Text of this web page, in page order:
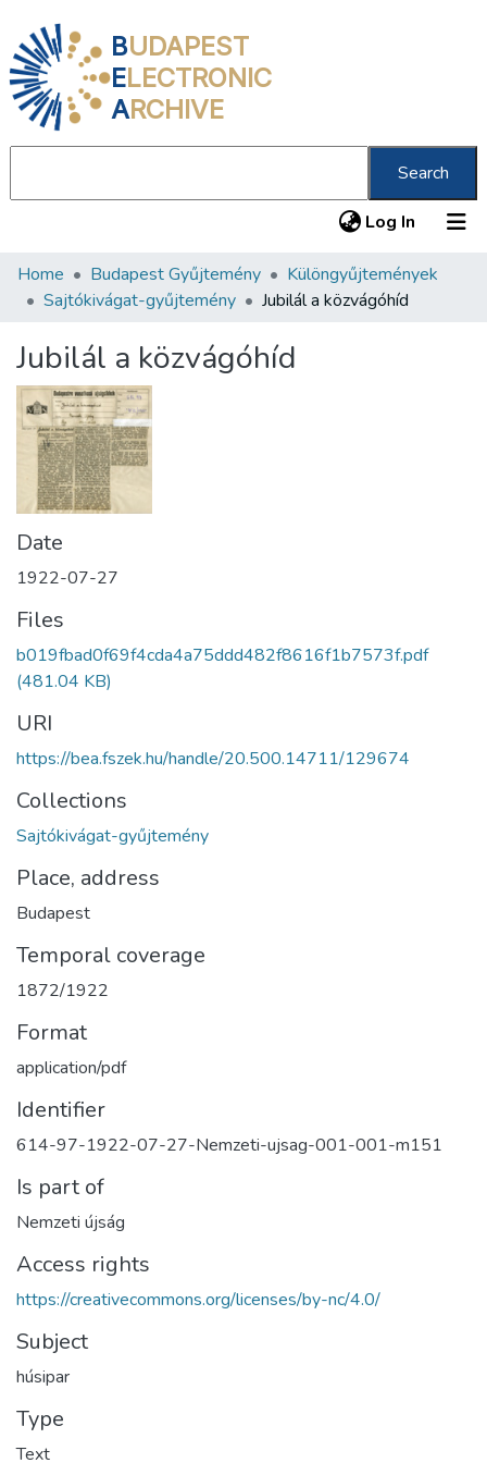
BUDAPEST
ELECTRONIC
ARCHIVE
Search
Log In (current)
Communities & Collections
Statistics
About us
Home Budapest Gyűjtemény
Különgyűjtemények
Sajtókivágat-gyűjtemény
Jubilál a közvágóhíd
Jubilál a közvágóhíd
Date
1922-07-27
Files
b019fbad0f69f4cda4a75ddd482f8616f1b7573f.pdf
(481.04 KB)
URI
https://bea.fszek.hu/handle/20.500.14711/129674
Collections
Sajtókivágat-gyűjtemény
Place, address
Budapest
Temporal coverage
1872/1922
Format
application/pdf
Identifier
614-97-1922-07-27-Nemzeti-ujsag-001-001-m151
Is part of
Nemzeti újság
Access rights
https://creativecommons.org/licenses/by-nc/4.0/
Subject
húsipar
Type
Text